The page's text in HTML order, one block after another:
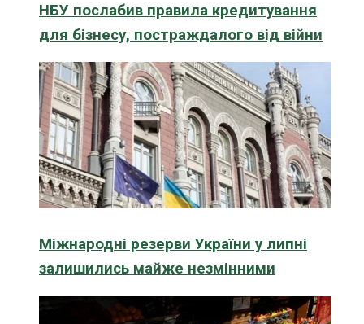
НБУ послабив правила кредитування
для бізнесу, постраждалого від війни
Міжнародні резерви України у липні
залишились майже незмінними